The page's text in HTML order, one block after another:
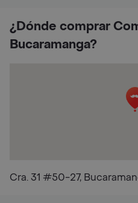
¿Dónde comprar
Bucaramanga?
Cra. 31 #50-27,